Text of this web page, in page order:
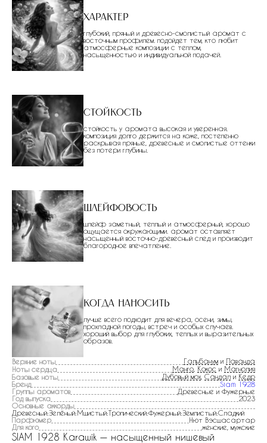
Характер
глубокий, пряный и древесно-смолистый аромат с
восточным профилем. подойдет тем, кто любит
атмосферные композиции с теплом,
насыщенностью и индивидуальной подачей.
Стойкость
стойкость у аромата высокая и уверенная.
композиция долго держится на коже, постепенно
раскрывая пряные, древесные и смолистые оттенки
без потери глубины.
Шлейфовость
шлейф заметный, теплый и атмосферный, хорошо
ощущается окружающими. аромат оставляет
насыщенный восточно-древесный след и производит
благородное впечатление.
Когда наносить
лучше всего подходит для вечера, осени, зимы,
прохладной погоды, встреч и особых случаев.
хороший выбор для глубоких, теплых и выразительных
образов.
Верхние ноты Гальбанум и Лаванда
Ноты сердца
Манго Кокос и Магнолия
Базовые ноты
Дубовый мох Сандал и Кедр
Бренд
Siam 1928
Группы ароматов
Древесные и Фужерные
Год выпуска
2023
Основные аккорды
Древесный:Зелёный:Мшистый:Тропический:Фужерный:Землистый:Сладкий
Парфюмер
Нют Вэсшасартар
Для кого
женские, мужские
SIAM 1928 Karawik — насыщенный нишевый